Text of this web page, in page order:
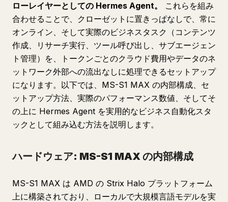
ローレイヤーとしての Hermes Agent。
これらを組み
合わせることで、クローゼットに置きっぱなしで、常に
オンライン、そして実際のビジネスタスク（コンテンツ
作成、リサーチ実行、ツール呼び出し、サブエージェン
ト管理）を、トークンごとのクラウド費用やデータのネ
ットワーク外部への流出なしに処理できるセットアップ
になります。以下では、MS-S1 MAX の内部構成、セ
ットアップ方法、実際のパフォーマンス数値、そしてそ
の上に Hermes Agent を実用的なビジネス自動化スタ
ックとして組み込む方法を説明します。
ハードウェア: MS-S1 MAX の内部構成
MS-S1 MAX は AMD の Strix Halo プラットフォーム
上に構築されており、ローカルで大規模言語モデルを実